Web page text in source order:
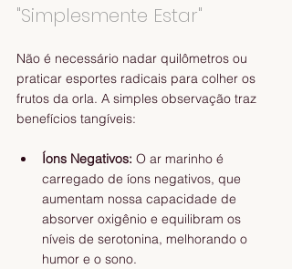
"Simplesmente Estar"
Não é necessário nadar quilômetros ou
praticar esportes radicais para colher os
frutos da orla. A simples observação traz
benefícios tangíveis:
Íons Negativos: O ar marinho é
carregado de íons negativos, que
aumentam nossa capacidade de
absorver oxigênio e equilibram os
níveis de serotonina, melhorando o
humor e o sono.